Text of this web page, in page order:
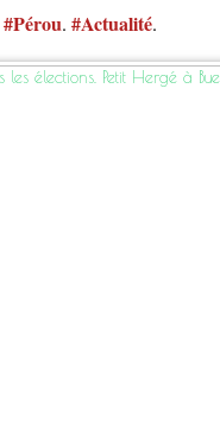
#Pérou. #Actualité.